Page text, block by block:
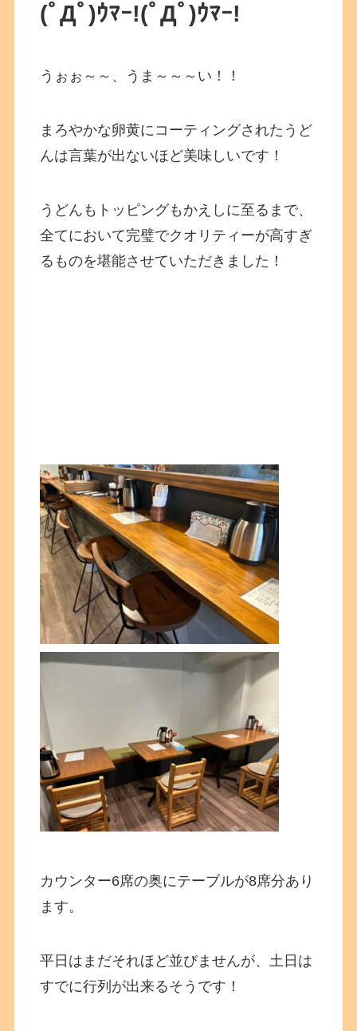
(ﾟДﾟ)ｳﾏｰ!(ﾟДﾟ)ｳﾏｰ!
うぉぉ～～、うま～～～い！！
まろやかな卵黄にコーティングされたうど
んは言葉が出ないほど美味しいです！
うどんもトッピングもかえしに至るまで、
全てにおいて完璧でクオリティーが高すぎ
るものを堪能させていただきました！
カウンター6席の奥にテーブルが8席分あり
ます。
平日はまだそれほど並びませんが、土日は
すでに行列が出来るそうです！